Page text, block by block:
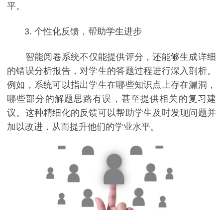
平。
3. 个性化反馈，帮助学生进步
智能阅卷系统不仅能提供评分，还能够生成详细
的错误分析报告，对学生的答题过程进行深入剖析。
例如，系统可以指出学生在哪些知识点上存在漏洞，
哪些部分的解题思路有误，甚至提供相关的复习建
议。这种精细化的反馈可以帮助学生及时发现问题并
加以改进，从而提升他们的学业水平。